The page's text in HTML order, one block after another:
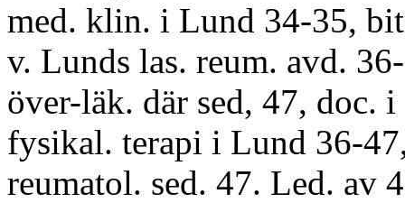
med. klin. i Lund 34-35,
v. Lunds las. reum. avd.
över-läk. där sed, 47, doc.
fysikal. terapi i Lund 36-
reumatol. sed. 47. Led. av